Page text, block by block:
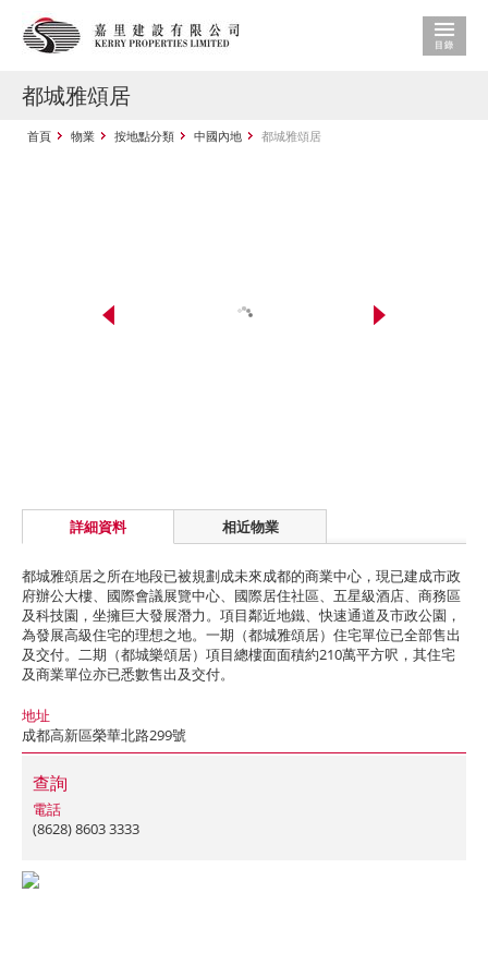
都城雅頌居
首頁 物業 按地點分類 中國內地 都城雅頌居
詳細資料 相近物業
都城雅頌居之所在地段已被規劃成未來成都的商業中心，現已建成市政
府辦公大樓、國際會議展覽中心、國際居住社區、五星級酒店、商務區
及科技園，坐擁巨大發展潛力。項目鄰近地鐵、快速通道及市政公園，
為發展高級住宅的理想之地。一期（都城雅頌居）住宅單位已全部售出
及交付。二期（都城樂頌居）項目總樓面面積約210萬平方呎，其住宅
及商業單位亦已悉數售出及交付。
地址
成都高新區榮華北路299號
查詢
電話
(8628) 8603 3333